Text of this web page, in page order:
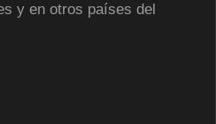
y en otros países del